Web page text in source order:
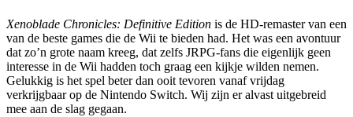
Xenoblade Chronicles: Definitive Edition is de HD-remaster van een
van de beste games die de Wii te bieden had. Het was een avontuur
dat zo’n grote naam kreeg, dat zelfs JRPG-fans die eigenlijk geen
interesse in de Wii hadden toch graag een kijkje wilden nemen.
Gelukkig is het spel beter dan ooit tevoren vanaf vrijdag
verkrijgbaar op de Nintendo Switch. Wij zijn er alvast uitgebreid
mee aan de slag gegaan.